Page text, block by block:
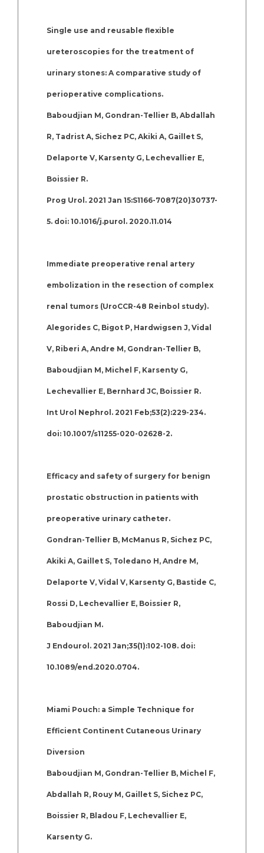
Single use and reusable flexible
ureteroscopies for the treatment of
urinary stones: A comparative study of
perioperative complications.
Baboudjian M, Gondran-Tellier B, Abdallah
R, Tadrist A, Sichez PC, Akiki A, Gaillet S,
Delaporte V, Karsenty G, Lechevallier E,
Boissier R.
Prog Urol. 2021 Jan 15:S1166-7087(20)30737-
5. doi: 10.1016/j.purol. 2020.11.014
Immediate preoperative renal artery
embolization in the resection of complex
renal tumors (UroCCR-48 Reinbol study).
Alegorides C, Bigot P, Hardwigsen J, Vidal
V, Riberi A, Andre M, Gondran-Tellier B,
Baboudjian M, Michel F, Karsenty G,
Lechevallier E, Bernhard JC, Boissier R.
Int Urol Nephrol. 2021 Feb;53(2):229-234.
doi: 10.1007/s11255-020-02628-2.
Efficacy and safety of surgery for benign
prostatic obstruction in patients with
preoperative urinary catheter.
Gondran-Tellier B, McManus R, Sichez PC,
Akiki A, Gaillet S, Toledano H, Andre M,
Delaporte V, Vidal V, Karsenty G, Bastide C,
Rossi D, Lechevallier E, Boissier R,
Baboudjian M.
J Endourol. 2021 Jan;35(1):102-108. doi:
10.1089/end.2020.0704.
Miami Pouch: a Simple Technique for
Efficient Continent Cutaneous Urinary
Diversion
Baboudjian M, Gondran-Tellier B, Michel F,
Abdallah R, Rouy M, Gaillet S, Sichez PC,
Boissier R, Bladou F, Lechevallier E,
Karsenty G.